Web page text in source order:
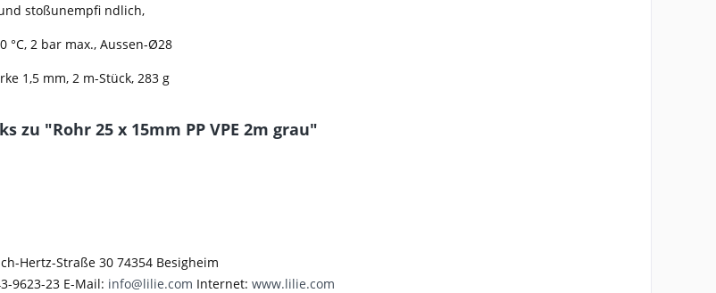
stoßunempfi ndlich,
°C, 2 bar max., Aussen-Ø28
1,5 mm, 2 m-Stück, 283 g
zu "Rohr 25 x 15mm PP VPE 2m grau"
Hertz-Straße 30 74354 Besigheim
9623-23 E-Mail: info@lilie.com Internet: www.lilie.com